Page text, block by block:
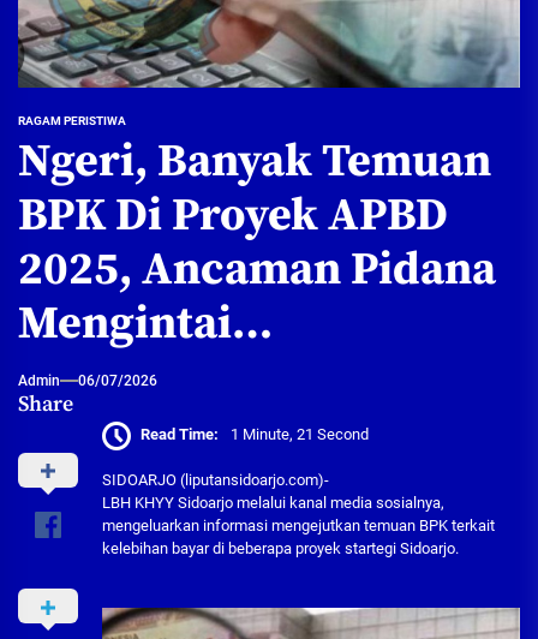
RAGAM PERISTIWA
Ngeri, Banyak Temuan
BPK Di Proyek APBD
2025, Ancaman Pidana
Mengintai…
Admin 06/07/2026
Share
Read Time: 1 Minute, 21 Second
SIDOARJO (liputansidoarjo.com)-
LBH KHYY Sidoarjo melalui kanal media sosialnya,
mengeluarkan informasi mengejutkan temuan BPK terkait
kelebihan bayar di beberapa proyek startegi Sidoarjo.